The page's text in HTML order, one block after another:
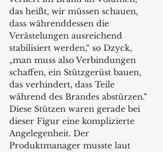
das heißt, wir müssen schauen,
dass währenddessen die
Verästelungen ausreichend
stabilisiert werden,“ so Dzyck,
„man muss also Verbindungen
schaffen, ein Stützgerüst bauen,
das verhindert, dass Teile
während des Brandes abstürzen.“
Diese Stützen waren gerade bei
dieser Figur eine komplizierte
Angelegenheit. Der
Produktmanager musste laut